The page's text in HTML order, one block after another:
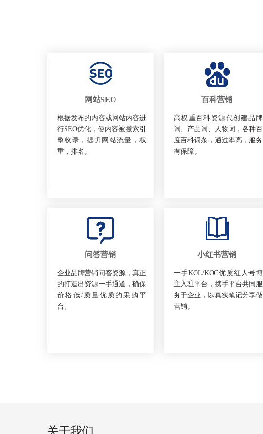
网站SEO
根据发布的内容或网站内容进
行SEO优化，使内容被搜索引
擎收录，提升网站流量，权
重，排名。
百科营销
高权重百科资源代创建品牌
词、产品词、人物词，各种百
度百科词条，通过率高，服务
有保障。
问答营销
企业品牌营销问答资源，真正
的打造出资源一手通道，确保
价格低/质量优质的采购平
台。
小红书营销
一手KOL/KOC优质红人号博
主入驻平台，携手平台共同服
务于企业，以真实笔记分享做
营销。
关于我们